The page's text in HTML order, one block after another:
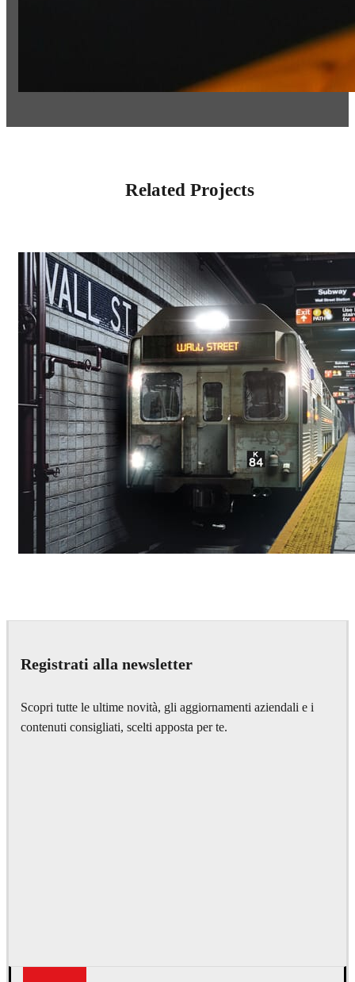
Related Projects
Registrati alla newsletter
Scopri tutte le ultime novità, gli aggiornamenti aziendali e i
contenuti consigliati, scelti apposta per te.